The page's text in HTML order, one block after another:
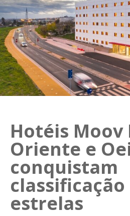
Hotéis Moov
Oriente e
conquistam
estrelas